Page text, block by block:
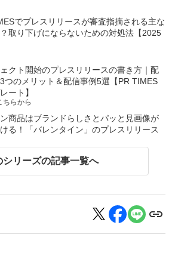
でプレスリリースが審査指摘される主な
取り下げにならないための対処法【2025
クト開始のプレスリリースの書き方｜配
つのメリット＆配信事例5選【PR TIMES
ート】
ちらから
商品はブランドらしさとパッと見画像が
る！「バレンタイン」のプレスリリース
シリーズの記事一覧へ